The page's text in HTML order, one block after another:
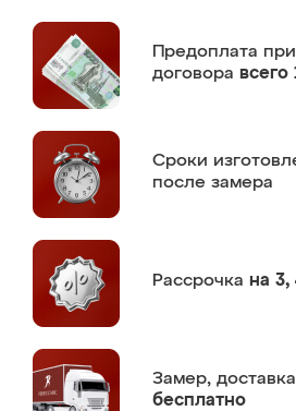
Предоплата
договора всего
Сроки
после замера
Рассрочка на 3,
Замер,
бесплатно